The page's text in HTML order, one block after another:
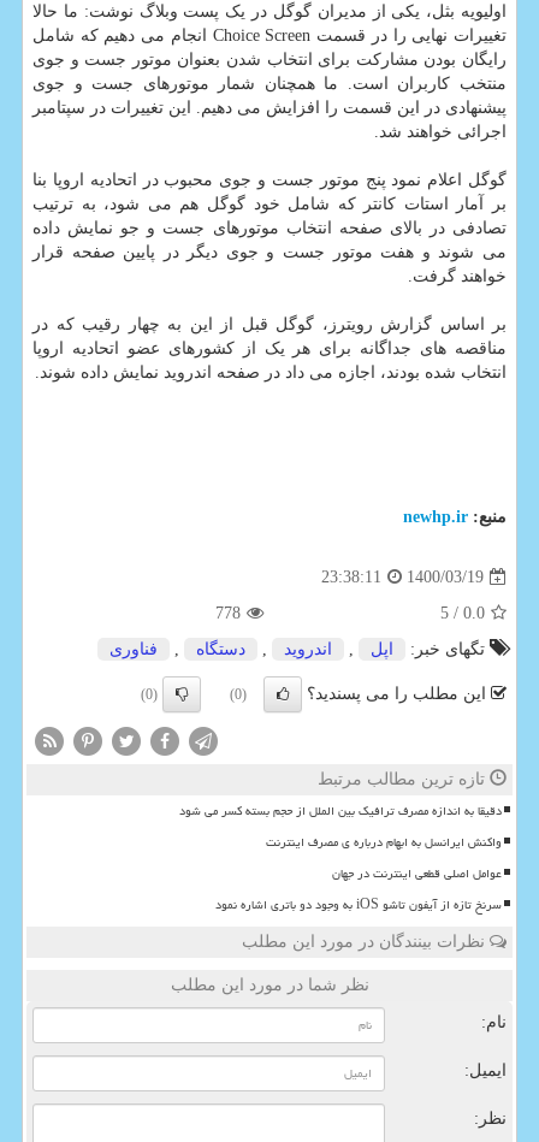
اولیویه بثل، یکی از مدیران گوگل در یک پست وبلاگ نوشت: ما حالا
تغییرات نهایی را در قسمت Choice Screen انجام می دهیم که شامل
رایگان بودن مشارکت برای انتخاب شدن بعنوان موتور جست و جوی
منتخب کاربران است. ما همچنان شمار موتورهای جست و جوی
پیشنهادی در این قسمت را افزایش می دهیم. این تغییرات در سپتامبر
اجرائی خواهند شد.
گوگل اعلام نمود پنج موتور جست و جوی محبوب در اتحادیه اروپا بنا
بر آمار استات کانتر که شامل خود گوگل هم می شود، به ترتیب
تصادفی در بالای صفحه انتخاب موتورهای جست و جو نمایش داده
می شوند و هفت موتور جست و جوی دیگر در پایین صفحه قرار
خواهند گرفت.
بر اساس گزارش رویترز، گوگل قبل از این به چهار رقیب که در
مناقصه های جداگانه برای هر یک از کشورهای عضو اتحادیه اروپا
انتخاب شده بودند، اجازه می داد در صفحه اندروید نمایش داده شوند.
منبع: newhp.ir
1400/03/19
23:38:11
0.0
/ 5
778
تگهای خبر:
اپل , اندروید , دستگاه , فناوری
این مطلب را می پسندید؟ (0)
(0)
تازه ترین مطالب مرتبط
دقیقا به اندازه مصرف ترافیک بین الملل از حجم بسته کسر می شود
واکنش ایرانسل به ابهام درباره ی مصرف اینترنت
عوامل اصلی قطعی اینترنت در جهان
سرنخ تازه از آیفون تاشو iOS به وجود دو باتری اشاره نمود
نظرات بینندگان در مورد این مطلب
نظر شما در مورد این مطلب
نام:
ایمیل:
نظر: